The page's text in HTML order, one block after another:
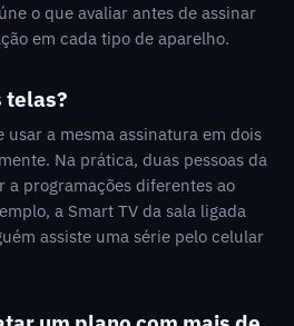
o que avaliar antes de assinar
em cada tipo de aparelho.
telas?
a mesma assinatura em dois
Na prática, duas pessoas da
a programações diferentes ao
a Smart TV da sala ligada
assiste uma série pelo celular